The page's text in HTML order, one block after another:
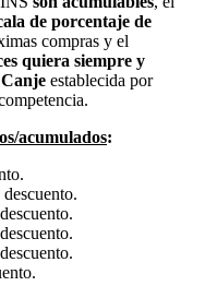
de porcentaje de
compras y el
quiera siempre y
establecida por
acumulados:
descuento.